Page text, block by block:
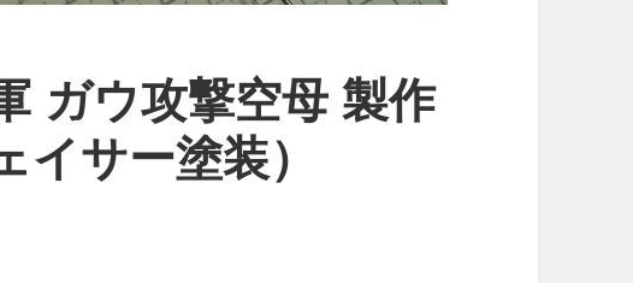
ガウ攻撃空母 製作
イサー塗装）